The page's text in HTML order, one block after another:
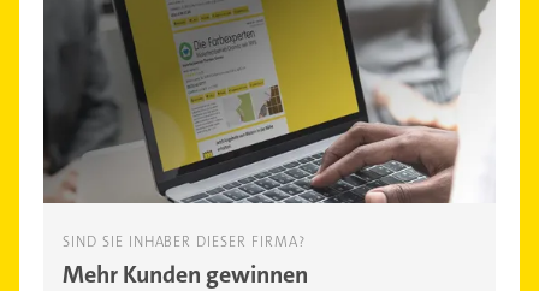
SIND SIE INHABER DIESER FIRMA?
Mehr Kunden gewinnen